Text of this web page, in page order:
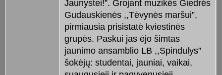
Jaunystei!”. Grojant muzikės Giedrės
Gudauskienės ,,Tėvynės maršui”,
pirmiausia prisistatė kviestinės
grupės. Paskui jas ėjo šimtas
jaunimo ansamblio LB ,,Spindulys”
šokėjų: studentai, jauniai, vaikai,